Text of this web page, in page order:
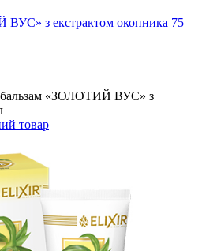
з екстрактом окопника 75
«ЗОЛОТИЙ ВУС» з
товар